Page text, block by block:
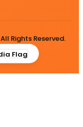
All Rights Reserved.